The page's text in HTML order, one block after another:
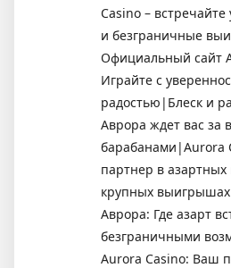
Casino –
и безграничные
Официальный сайт
Играйте с
радостью|Блеск и
Аврора ждет вас
барабанами|Aurora
партнер в
крупных
Аврора: Где азарт
безграничными
Aurora Casino: Ваш